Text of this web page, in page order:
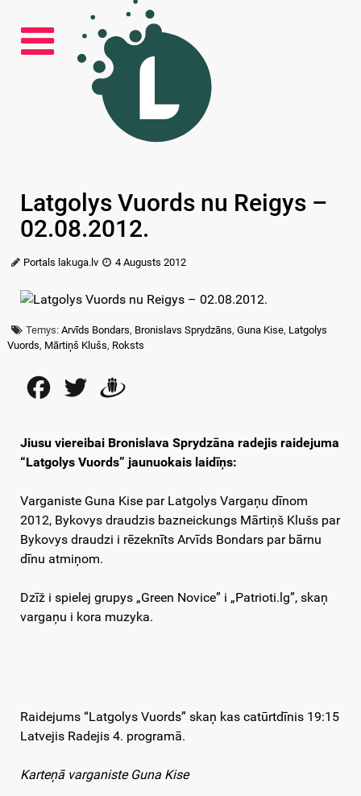
Latgolys Vuords nu Reigys –
02.08.2012.
Portals lakuga.lv 4 Augusts 2012
Temys:Arvīds Bondars, Bronislavs Sprydzāns,Guna Kise, Latgolys
Vuords, Mārtiņš Klušs, Roksts
FacebookTwitter
Jiusu viereibai Bronislava Sprydzāna radejis raidejuma
“Latgolys Vuords” jaunuokais laidīņs:
Varganiste Guna Kise par Latgolys Vargaņu dīnom
2012, Bykovys draudzis bazneickungs Mārtiņš Klušs par
Bykovys draudzi i rēzeknīts Arvīds Bondars par bārnu
dīnu atmiņom.
Dzīž i spielej grupys „Green Novice” i „Patrioti.lg”, skaņ
vargaņu i kora muzyka.
Raidejums “Latgolys Vuords” skaņ kas catūrtdīnis 19:15
Latvejis Radejis 4. programā.
Karteņā varganiste Guna Kise